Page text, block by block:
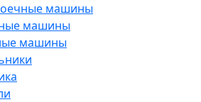
машины
машины
машины